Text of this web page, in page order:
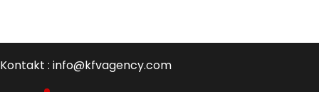
Kontakt : info@kfvagency.com